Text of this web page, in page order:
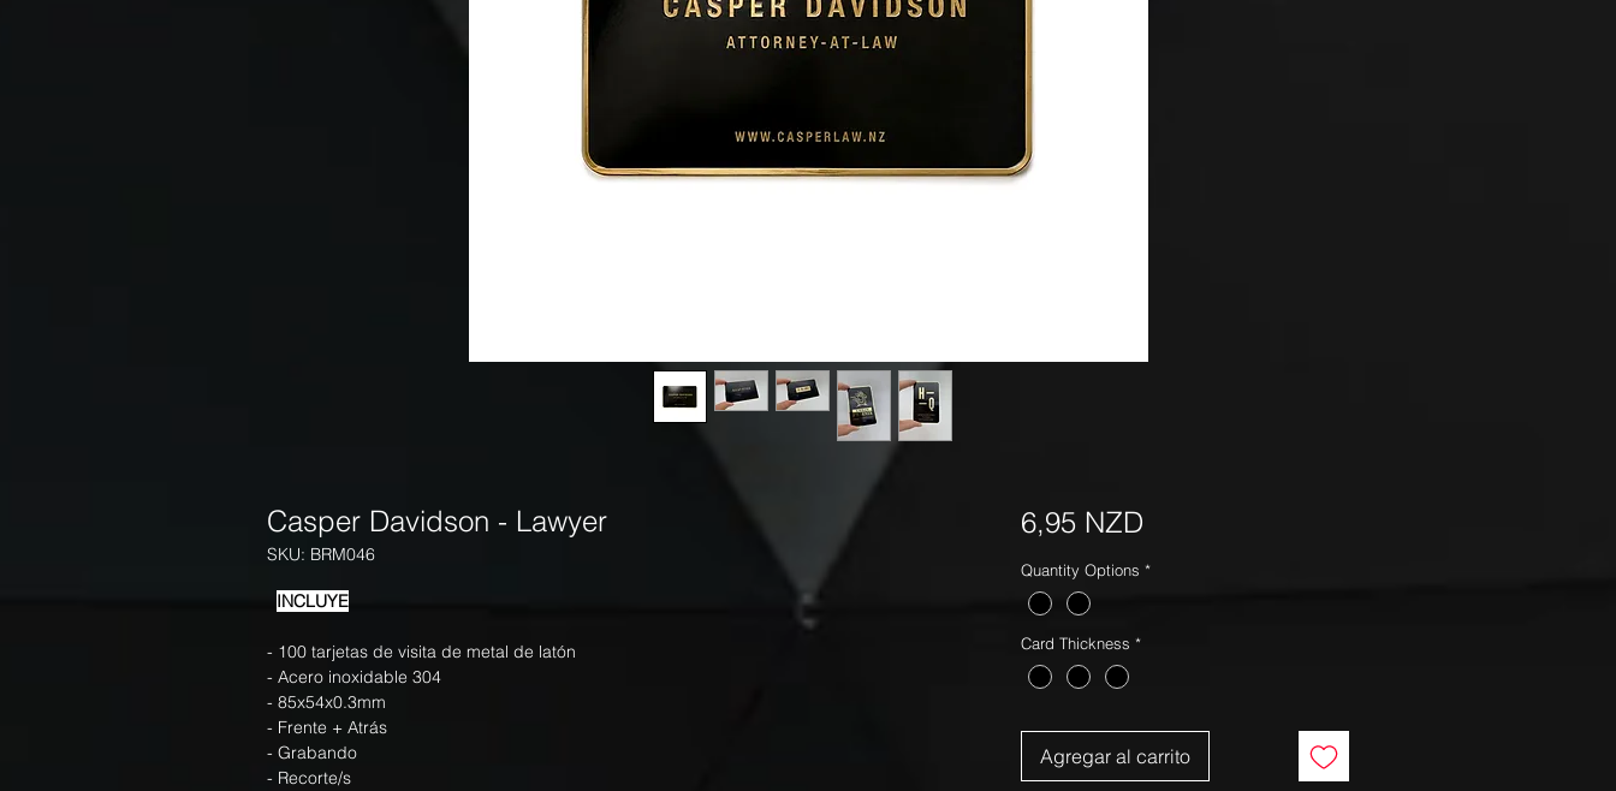
Casper Davidson - Lawyer
SKU: BRM046
INCLUYE
- 100 tarjetas de visita de metal de latón
- Acero inoxidable 304
- 85x54x0.3mm
- Frente + Atrás
- Grabando
- Recorte/s
6,95 NZDPrecio
Quantity Options *
Card Thickness *
Agregar al carrito